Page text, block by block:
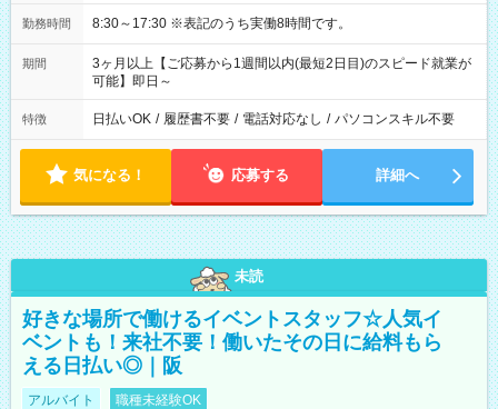
勤務時間 8:30～17:30 ※表記のうち実働8時間です。
期間
3ヶ月以上【ご応募から1週間以内(最短2日目)のスピード就業が
可能】即日～
特徴 日払いOK / 履歴書不要 / 電話対応なし / パソコンスキル不要
気になる！ 応募する 詳細へ
未読
好きな場所で働けるイベントスタッフ☆人気イ
ベントも！来社不要！働いたその日に給料もら
える日払い◎｜阪
アルバイト 職種未経験OK